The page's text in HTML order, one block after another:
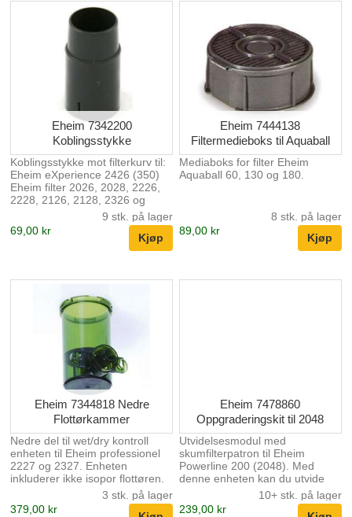
Eheim 7342200
Koblingsstykke
Koblingsstykke mot filterkurv til:
Eheim eXperience 2426 (350)
Eheim filter 2026, 2028, 2226,
2228, 2126, 2128, 2326 og
9 stk. på lager
69,00 kr
Eheim 7444138
Filtermedieboks til Aquaball
Mediaboks for filter Eheim
Aquaball 60, 130 og 180.
8 stk. på lager
89,00 kr
Eheim 7344818 Nedre
Flottørkammer
Nedre del til wet/dry kontroll
enheten til Eheim professionel
2227 og 2327. Enheten
inkluderer ikke isopor flottøren.
3 stk. på lager
379,00 kr
Eheim 7478860
Oppgraderingskit til 2048
Utvidelsesmodul med
skumfilterpatron til Eheim
Powerline 200 (2048). Med
denne enheten kan du utvide
filterkapasiteten til filteret med
flere enheter.
10+ stk. på lager
239,00 kr